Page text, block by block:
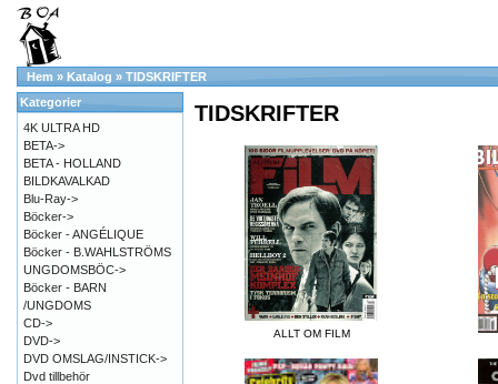
Hem » Katalog » TIDSKRIFTER
TIDSKRIFTER
ALLT OM FILM
Kategorier
4K ULTRA HD
BETA->
BETA - HOLLAND
BILDKAVALKAD
Blu-Ray->
Böcker->
Böcker - ANGÉLIQUE
Böcker - B.WAHLSTRÖMS
UNGDOMSBÖC->
Böcker - BARN
/UNGDOMS
CD->
DVD->
DVD OMSLAG/INSTICK->
Dvd tillbehör